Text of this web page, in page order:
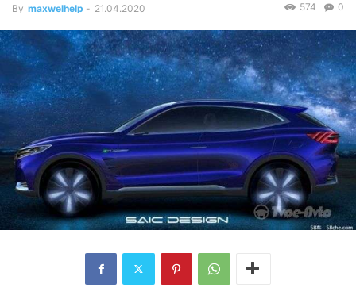
By maxwelhelp - 21.04.2020 0
574